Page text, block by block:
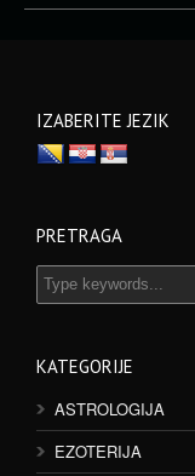
IZABERITE JEZIK
PRETRAGA
KATEGORIJE
ASTROLOGIJA
EZOTERIJA